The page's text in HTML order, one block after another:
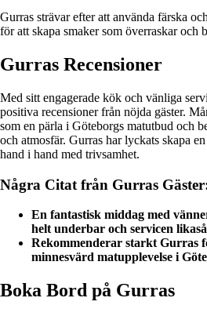
Gurras strävar efter att använda färska
för att skapa smaker som överraskar och
Gurras Recensioner
Med sitt engagerade kök och vänliga
positiva recensioner från nöjda gäster.
som en pärla i Göteborgs matutbud och
och atmosfär. Gurras har lyckats skapa
hand i hand med trivsamhet.
Några Citat från Gurras
En fantastisk middag med
helt underbar och servicen
Rekommenderar starkt Gurras
minnesvärd matupplevelse i
Boka Bord på Gurras